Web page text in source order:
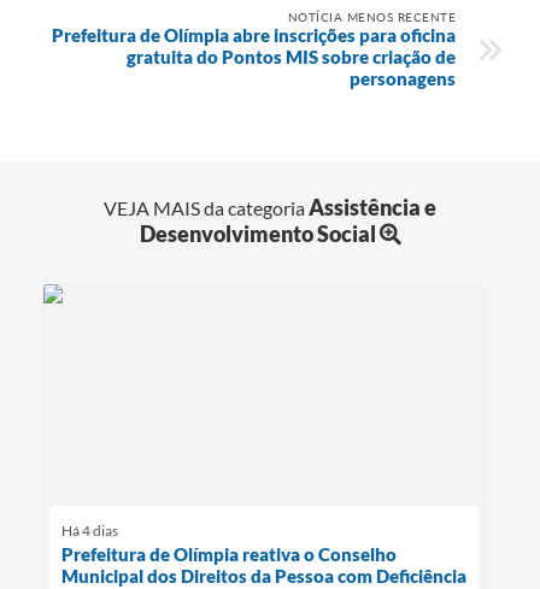
NOTÍCIA MENOS RECENTE
Prefeitura de Olímpia abre inscrições para oficina
gratuita do Pontos MIS sobre criação de
personagens
VEJA MAIS da categoriaAssistência e
Desenvolvimento Social
Há 4 dias
Prefeitura de Olímpia reativa o Conselho
Municipal dos Direitos da Pessoa com Deficiência